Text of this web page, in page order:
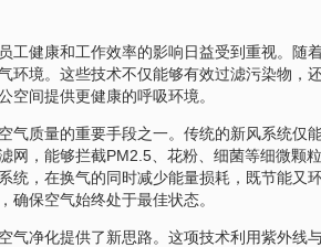
工健康和工作效率的影响日益受到重视。随
环境。这些技术不仅能够有效过滤污染物，
空间提供更健康的呼吸环境。
气质量的重要手段之一。传统的新风系统仅
网，能够拦截PM2.5、花粉、细菌等细微颗
统，在换气的同时减少能量损耗，既节能又
确保空气始终处于最佳状态。
气净化提供了新思路。这项技术利用紫外线